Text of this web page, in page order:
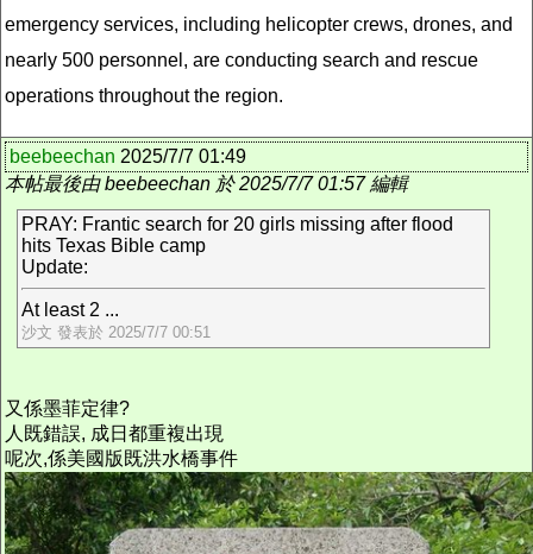
emergency services, including helicopter crews, drones, and
nearly 500 personnel, are conducting search and rescue
operations throughout the region.
beebeechan 2025/7/7 01:49
本帖最後由 beebeechan 於 2025/7/7 01:57 編輯
PRAY: Frantic search for 20 girls missing after flood
hits Texas Bible camp
Update:
At least 2 ...
沙文 發表於 2025/7/7 00:51
又係墨菲定律?
人既錯誤, 成日都重複出現
呢次,係美國版既洪水橋事件